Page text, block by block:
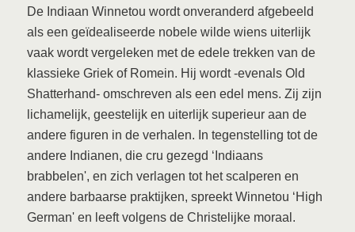
De Indiaan Winnetou wordt onveranderd afgebeeld
als een geïdealiseerde nobele wilde wiens uiterlijk
vaak wordt vergeleken met de edele trekken van de
klassieke Griek of Romein. Hij wordt -evenals Old
Shatterhand- omschreven als een edel mens. Zij zijn
lichamelijk, geestelijk en uiterlijk superieur aan de
andere figuren in de verhalen. In tegenstelling tot de
andere Indianen, die cru gezegd ‘Indiaans
brabbelen', en zich verlagen tot het scalperen en
andere barbaarse praktijken, spreekt Winnetou ‘High
German' en leeft volgens de Christelijke moraal.